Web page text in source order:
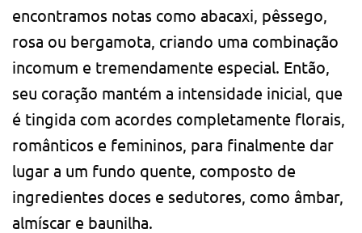
encontramos notas como abacaxi, pêssego,
rosa ou bergamota, criando uma combinação
incomum e tremendamente especial. Então,
seu coração mantém a intensidade inicial, que
é tingida com acordes completamente florais,
românticos e femininos, para finalmente dar
lugar a um fundo quente, composto de
ingredientes doces e sedutores, como âmbar,
almíscar e baunilha.